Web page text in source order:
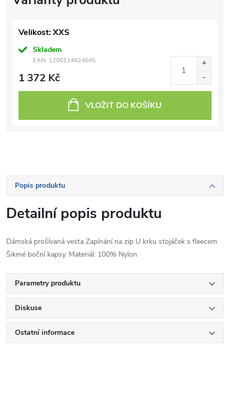
Velikost: XXS
Skladem
EAN: 1200114824045
1 372 Kč
VLOŽIT DO KOŠÍKU
Popis produktu
Detailní popis produktu
Dámská prošívaná vesta Zapínání na zip U krku stojáček s fleecem
Šikmé boční kapsy. Materiál: 100% Nylon
Parametry produktu
Diskuse
Ostatní informace